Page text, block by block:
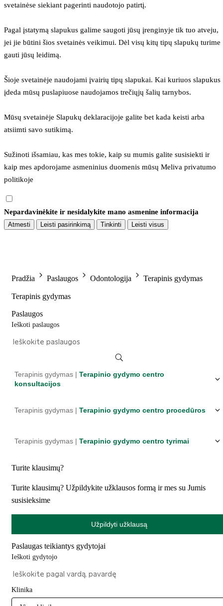
svetainėse siekiant pagerinti naudotojo patirtį.
Pagal įstatymą slapukus galime saugoti jūsų įrenginyje tik tuo atveju,
jei jie būtini šios svetainės veikimui. Dėl visų kitų tipų slapukų turime
gauti jūsų leidimą.
Šioje svetainėje naudojami įvairių tipų slapukai. Kai kuriuos slapukus
įdeda mūsų puslapiuose naudojamos trečiųjų šalių tarnybos.
Mūsų svetainėje Slapukų deklaracijoje galite bet kada keisti arba
atsiimti savo sutikimą.
Sužinoti išsamiau, kas mes tokie, kaip su mumis galite susisiekti ir
kaip mes apdorojame asmeninius duomenis mūsų Meliva privatumo
politikoje
Nepardavinėkite ir nesidalykite mano asmenine informacija
Atmesti Leisti pasirinkimą Tinkinti Leisti visus
Pradžia Paslaugos Odontologija Terapinis gydymas
Terapinis gydymas
Paslaugos
Ieškoti paslaugos
Terapinis gydymas | Terapinio gydymo centro
konsultacijos
Terapinis gydymas | Terapinio gydymo centro procedūros
Terapinis gydymas | Terapinio gydymo centro tyrimai
Turite klausimų?
Turite klausimų? Užpildykite užklausos formą ir mes su Jumis
susisieksime
Užpildyti užklausą
Paslaugas teikiantys gydytojai
Ieškoti gydytojo
Klinika